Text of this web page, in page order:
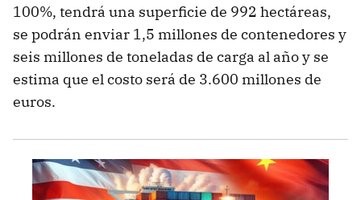
100%, tendrá una superficie de 992 hectáreas,
se podrán enviar 1,5 millones de contenedores y
seis millones de toneladas de carga al año y se
estima que el costo será de 3.600 millones de
euros.